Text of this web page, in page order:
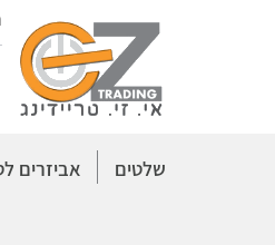
שלטים אביזרים